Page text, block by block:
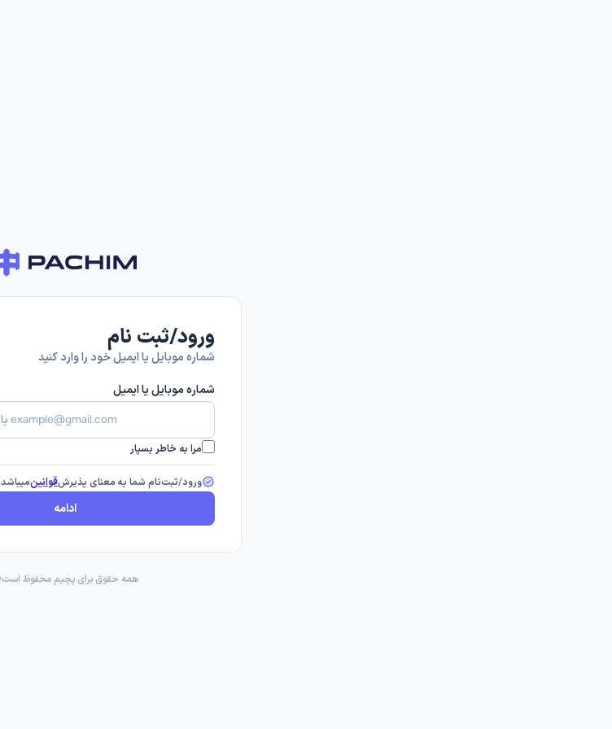
ورود/ثبت نام
شماره موبایل یا ایمیل خود را وارد کنید
شماره موبایل یا ایمیل
مرا به خاطر بسپار
ورود/ثبت‌نام شما به معنای پذیرشقوانینمیباشد
ادامه
همه حقوق برای پچیم محفوظ است